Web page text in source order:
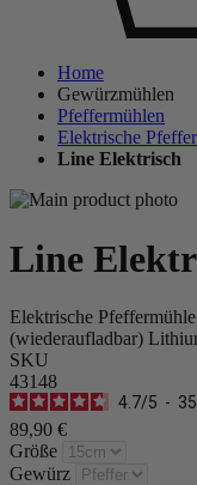
Home
Gewürzmühlen
Pfeffermühlen
Elektrische
Line Elektrisch
Line
Elektrische
(wiederaufladbar)
SKU
43148
4.7/5 -
89,90 €
Größe
Gewürz